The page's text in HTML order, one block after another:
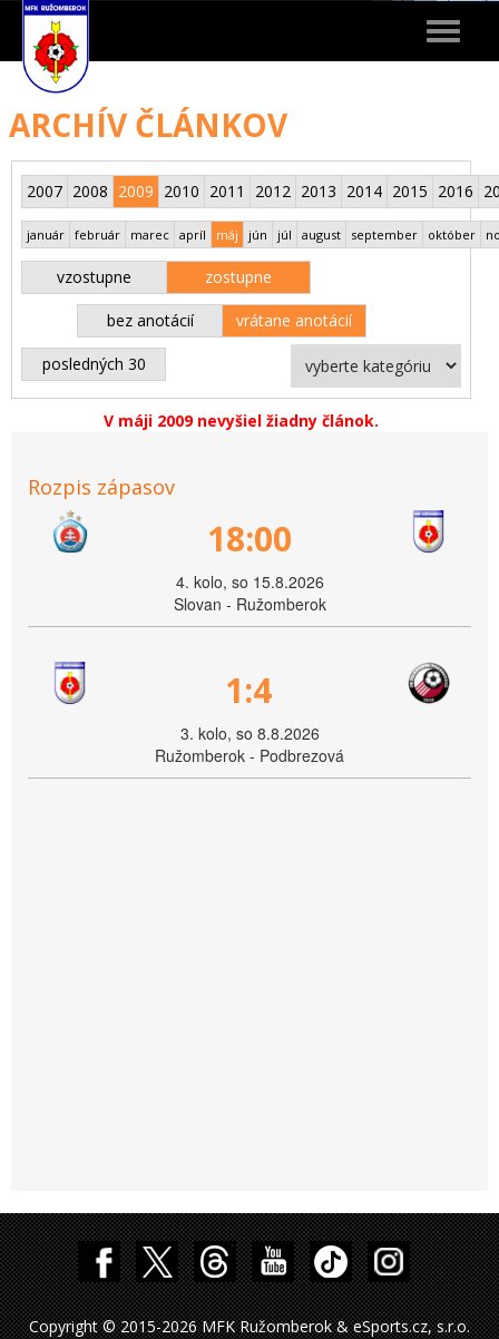
Toggle
ARCHÍV ČLÁNKOV
2007 2008 2009 2010 2011 2012 2013 2014 2015 2016
január február marec apríl máj jún júl august september október
vzostupne zostupne
bez anotácií vrátane anotácií
posledných 30
V máji 2009 nevyšiel žiadny článok.
Rozpis zápasov
18:00
4. kolo, so 15.8.2026
Slovan - Ružomberok
1:4
3. kolo, so 8.8.2026
Ružomberok - Podbrezová
Copyright © 2015-2026 MFK Ružomberok & eSports.cz, s.r.o.